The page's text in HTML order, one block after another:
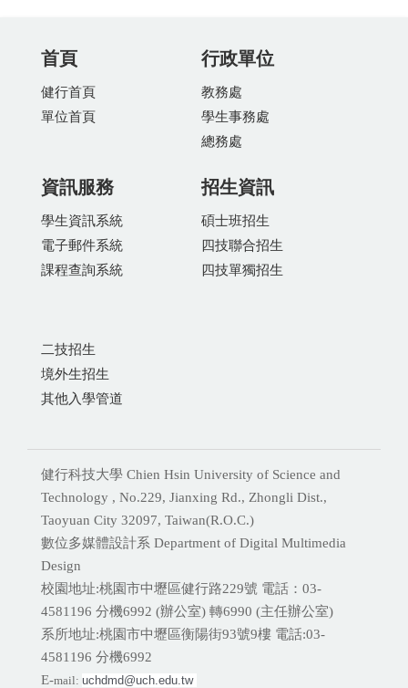
首頁
健行首頁
單位首頁
行政單位
教務處
學生事務處
總務處
資訊服務
學生資訊系統
電子郵件系統
課程查詢系統
招生資訊
碩士班招生
四技聯合招生
四技單獨招生
二技招生
境外生招生
其他入學管道
健行科技大學 Chien Hsin University of Science and
Technology , No.229, Jianxing Rd., Zhongli Dist.,
Taoyuan City 32097, Taiwan(R.O.C.)
數位多媒體設計系 Department of Digital Multimedia
Design
校園地址:桃園市中壢區健行路229號 電話：03-
4581196 分機6992 (辦公室) 轉6990 (主任辦公室)
系所地址:桃園市中壢區衡陽街93號9樓 電話:03-
4581196 分機6992
E-mail: uchdmd@uch.edu.tw